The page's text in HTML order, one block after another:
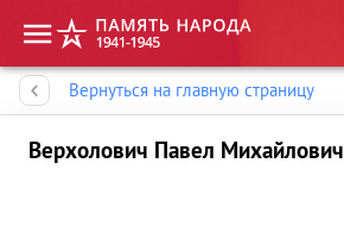
Вернуться на главную страницу
Верхолович Павел Михайлович
Память народа